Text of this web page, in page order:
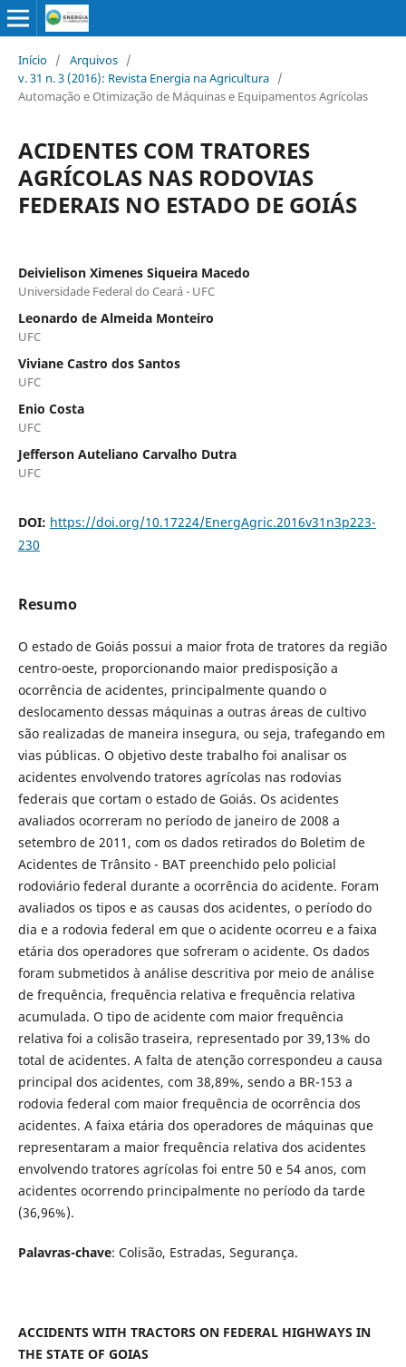
Início / Arquivos /
v. 31 n. 3 (2016): Revista Energia na Agricultura /
Automação e Otimização de Máquinas e Equipamentos Agrícolas
ACIDENTES COM TRATORES
AGRÍCOLAS NAS RODOVIAS
FEDERAIS NO ESTADO DE GOIÁS
Deivielison Ximenes Siqueira Macedo
Universidade Federal do Ceará - UFC
Leonardo de Almeida Monteiro
UFC
Viviane Castro dos Santos
UFC
Enio Costa
UFC
Jefferson Auteliano Carvalho Dutra
UFC
DOI: https://doi.org/10.17224/EnergAgric.2016v31n3p223-
230
Resumo
O estado de Goiás possui a maior frota de tratores da região
centro-oeste, proporcionando maior predisposição a
ocorrência de acidentes, principalmente quando o
deslocamento dessas máquinas a outras áreas de cultivo
são realizadas de maneira insegura, ou seja, trafegando em
vias públicas. O objetivo deste trabalho foi analisar os
acidentes envolvendo tratores agrícolas nas rodovias
federais que cortam o estado de Goiás. Os acidentes
avaliados ocorreram no período de janeiro de 2008 a
setembro de 2011, com os dados retirados do Boletim de
Acidentes de Trânsito - BAT preenchido pelo policial
rodoviário federal durante a ocorrência do acidente. Foram
avaliados os tipos e as causas dos acidentes, o período do
dia e a rodovia federal em que o acidente ocorreu e a faixa
etária dos operadores que sofreram o acidente. Os dados
foram submetidos à análise descritiva por meio de análise
de frequência, frequência relativa e frequência relativa
acumulada. O tipo de acidente com maior frequência
relativa foi a colisão traseira, representado por 39,13% do
total de acidentes. A falta de atenção correspondeu a causa
principal dos acidentes, com 38,89%, sendo a BR-153 a
rodovia federal com maior frequência de ocorrência dos
acidentes. A faixa etária dos operadores de máquinas que
representaram a maior frequência relativa dos acidentes
envolvendo tratores agrícolas foi entre 50 e 54 anos, com
acidentes ocorrendo principalmente no período da tarde
(36,96%).
Palavras-chave: Colisão, Estradas, Segurança.
ACCIDENTS WITH TRACTORS ON FEDERAL HIGHWAYS IN
THE STATE OF GOIAS